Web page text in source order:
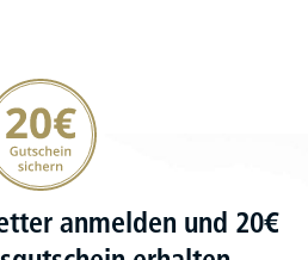
Gutschein sichern
anmelden und 20€